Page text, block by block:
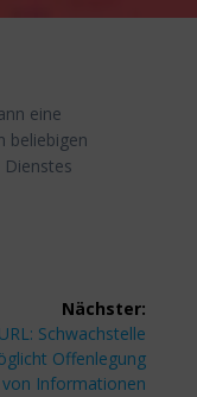
eine
beliebigen
Nächster:
Schwachstelle
Offenlegung
von Informationen